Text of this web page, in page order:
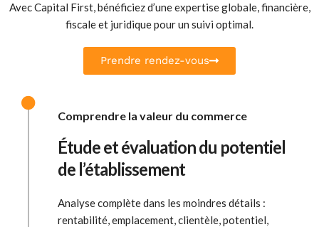
Avec Capital First, bénéficiez d’une expertise globale, financière,
fiscale et juridique pour un suivi optimal.
Prendre rendez-vous
Comprendre la valeur du commerce
Étude et évaluation du potentiel
de l’établissement
Analyse complète dans les moindres détails :
rentabilité, emplacement, clientèle, potentiel,